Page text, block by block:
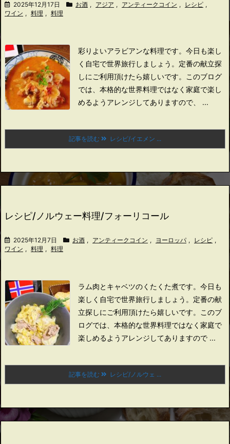
2025年12月17日 お酒 , アジア , アンティークコイン , レシピ ,
ワイン , 料理 , 料理
彩りよいアラビアンな料理です。 今日も楽し
く自宅で世界旅行しましょう。 定番の献立探
しにご利用頂けたら嬉しいです。
このブログ
では、本格的な世界料理ではなく家庭で楽し
めるようアレンジしてありますので、 ...
記事を読む レシピ/イエメン ...
レシピ/ノルウェー料理/フォーリコール
2025年12月7日 お酒 , アンティークコイン , ヨーロッパ , レシピ ,
ワイン , 料理 , 料理
ラム肉とキャベツのくたくた煮です。 今日も
楽しく自宅で世界旅行しましょう。 定番の献
立探しにご利用頂けたら嬉しいです。
このブ
ログでは、本格的な世界料理ではなく家庭で
楽しめるようアレンジしてありますので ...
記事を読む レシピ/ノルウェ ...